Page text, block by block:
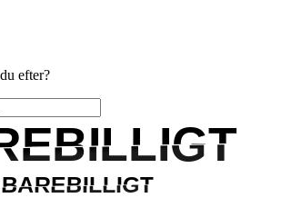
efter?
BAREBILLIGT
BAREBILLIGT